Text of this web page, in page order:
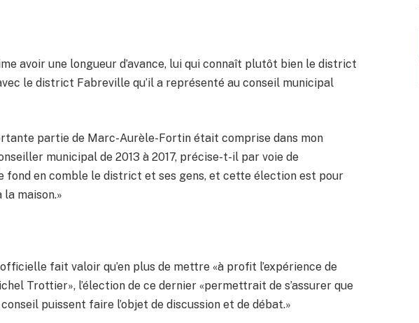
avoir une longueur d’avance, lui qui connaît plutôt bien le district
le district Fabreville qu’il a représenté au conseil municipal
partie de Marc-Aurèle-Fortin était comprise dans mon
municipal de 2013 à 2017, précise-t-il par voie de
fond en comble le district et ses gens, et cette élection est pour
la maison.»
fait valoir qu’en plus de mettre «à profit l’expérience de
Trottier», l’élection de ce dernier «permettrait de s’assurer que
puissent faire l’objet de discussion et de débat.»